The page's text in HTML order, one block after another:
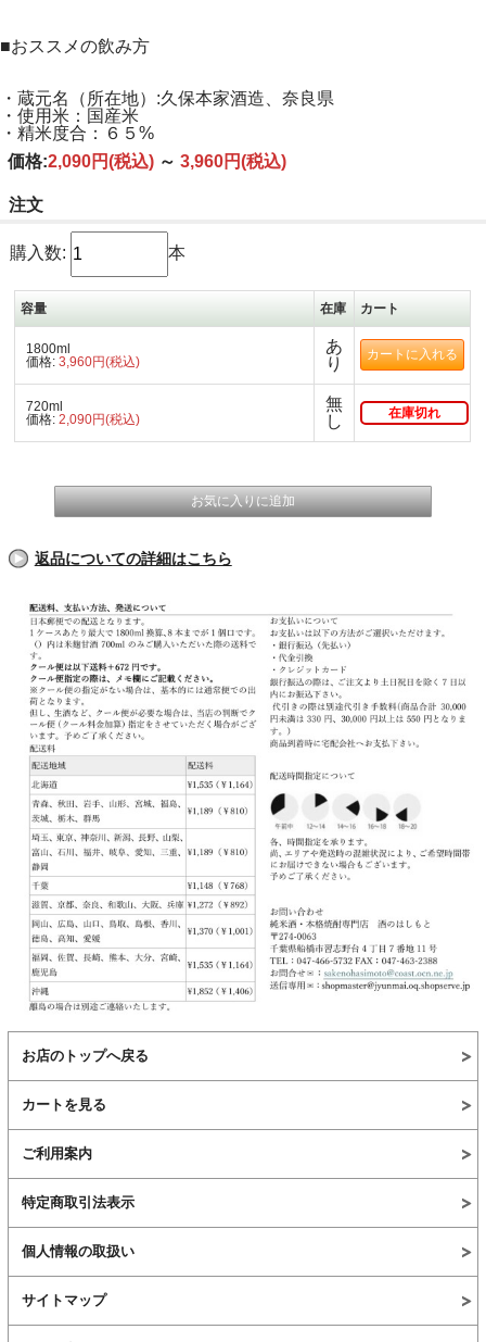
■おススメの飲み方
・蔵元名（所在地）:久保本家酒造、奈良県
・使用米：国産米
・精米度合：６５%
価格:2,090円(税込) ～ 3,960円(税込)
注文
購入数: 本
容量 在庫 カート
1800ml
価格:3,960円(税込)
あ
り
720ml
価格:2,090円(税込)
無
し
在庫切れ
返品についての詳細はこちら
お店のトップへ戻る
カートを見る
ご利用案内
特定商取引法表示
個人情報の取扱い
サイトマップ